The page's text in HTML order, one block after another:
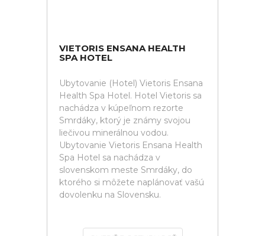
VIETORIS ENSANA HEALTH
SPA HOTEL
Ubytovanie (Hotel) Vietoris Ensana
Health Spa Hotel. Hotel Vietoris sa
nachádza v kúpeľnom rezorte
Smrdáky, ktorý je známy svojou
liečivou minerálnou vodou.
Ubytovanie Vietoris Ensana Health
Spa Hotel sa nachádza v
slovenskom meste Smrdáky, do
ktorého si môžete naplánovať vašú
dovolenku na Slovensku.